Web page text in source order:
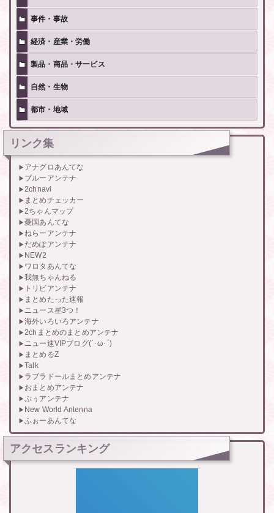
事件・事故
経済・産業・労働
製品・商品・サービス
自然・生物
都市・地域
リンク集
アナグロあんてな
ブルーアンテナ
2chnavi
まとめチェッカー
2ちゃんマップ
憂国あんてな
ねらーアンテナ
だめぽアンテナ
NEW2
ワロタあんてな
我無ちゃんねる
トリビアンテナ
まとめたった速報
ニュース星3つ！
海外いろいろアンテナ
2chまとめのまとめアンテナ
ニュー速VIPブログ(`･ω･´)
まとめるZ
Talk
ラブラドールまとめアンテナ
おまとめアンテナ
ぷぅアンテナ
New World Antenna
ふぉーあんてな
アクセスランキング